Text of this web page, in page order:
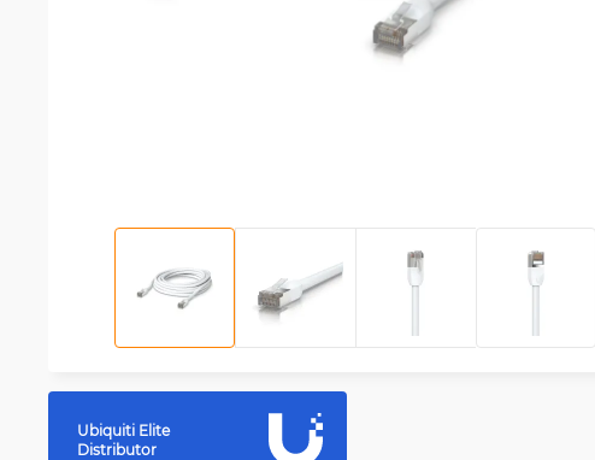
Ubiquiti Elite
Distributor